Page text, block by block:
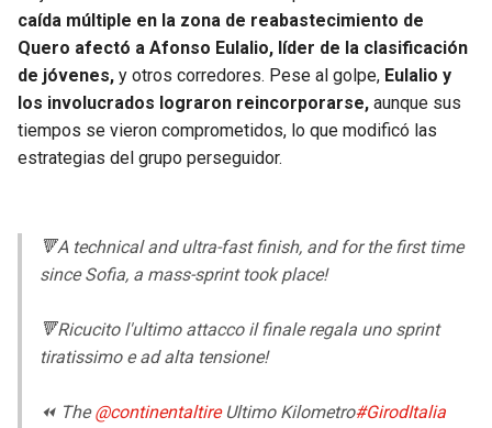
caída múltiple en la zona de reabastecimiento de
Quero afectó a Afonso Eulalio, líder de la clasificación
de jóvenes, y otros corredores. Pese al golpe, Eulalio y
los involucrados lograron reincorporarse, aunque sus
tiempos se vieron comprometidos, lo que modificó las
estrategias del grupo perseguidor.
🔻A technical and ultra-fast finish, and for the first time
since Sofia, a mass-sprint took place!
🔻Ricucito l'ultimo attacco il finale regala uno sprint
tiratissimo e ad alta tensione!
⏪ The@continentaltireUltimo Kilometro#GirodItalia